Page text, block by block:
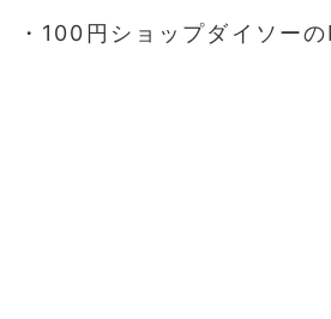
・100円ショップダイソーの